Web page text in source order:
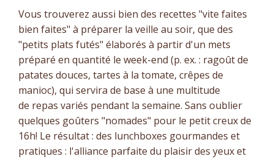
Vous trouverez aussi bien des recettes "vite faites
bien faites" à préparer la veille au soir, que des
"petits plats futés" élaborés à partir d'un mets
préparé en quantité le week-end (p. ex. : ragoût de
patates douces, tartes à la tomate, crêpes de
manioc), qui servira de base à une multitude
de repas variés pendant la semaine. Sans oublier
quelques goûters "nomades" pour le petit creux de
16h! Le résultat : des lunchboxes gourmandes et
pratiques : l'alliance parfaite du plaisir des yeux et